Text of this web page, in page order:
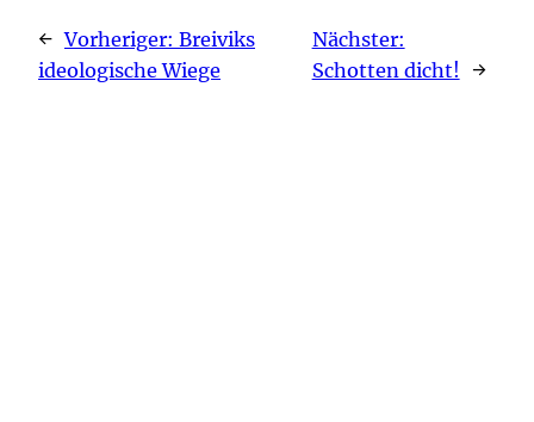
← Vorheriger: Breiviks
ideologische Wiege
Nächster:
Schotten dicht!
→